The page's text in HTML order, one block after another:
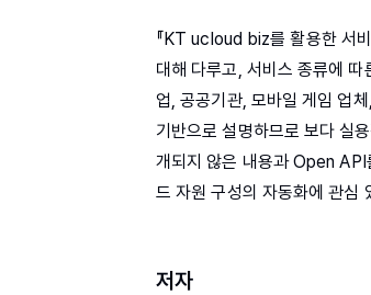
『KT ucloud biz를 활용한 서
대해 다루고, 서비스 종류에
업, 공공기관, 모바일 게임 업
기반으로 설명하므로 보다 실
개되지 않은 내용과 Open API
드 자원 구성의 자동화에 관심
저자